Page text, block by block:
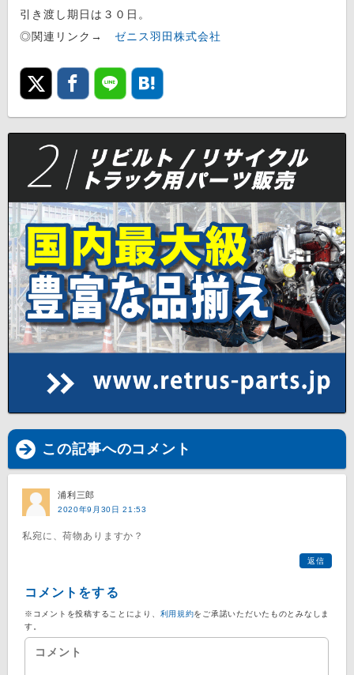
引き渡し期日は３０日。
◎関連リンク→ ゼニス羽田株式会社
この記事へのコメント
浦利三郎
2020年9月30日 21:53
私宛に、荷物ありますか？
返信
コメントをする
※コメントを投稿することにより、 利用規約をご承諾いただいたものとみなしま
す。